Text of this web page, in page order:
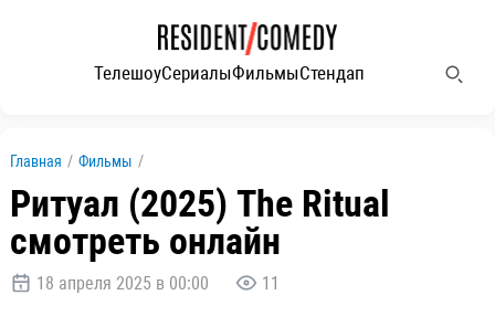
ТелешоуСериалыФильмыСтендап
Главная / Фильмы /
Ритуал (2025) The Ritual
смотреть онлайн
18 апреля 2025 в 00:00 11